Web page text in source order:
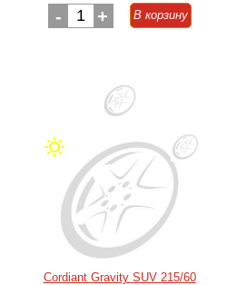
- 1 + В корзину
Cordiant Gravity SUV 215/60